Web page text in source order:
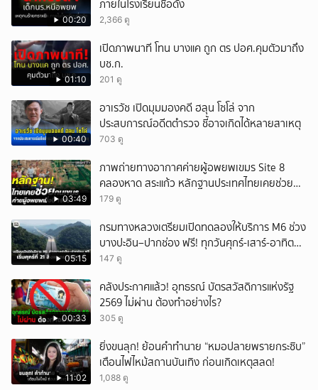
00:20
ภายในโรงเรียนชื่อดัง
2,366 ดู
01:10
เปิดภาพนาที โทน บางแค ถูก ตร ปอศ.คุมตัวมาถึง
บช.ก.
201 ดู
00:40
อาเรวัช เปิดมุมมองคดี ฮลุน โซโล่ จาก
ประสบการณ์อดีตตำรวจ ชี้อาจเกิดได้หลายสาเหตุ
703 ดู
03:49
ภาพถ่ายทางอากาศค่ายผู้อพยพเขมร Site 8
คลองหาด สระแก้ว หลักฐานประเทศไทยเคยช่วยคน
เขมร
179 ดู
05:15
กรมทางหลวงเตรียมเปิดทดลองให้บริการ M6 ช่วง
บางปะอิน–ปากช่อง ฟรี! ทุกวันศุกร์-เสาร์-อาทิตย์
เริ่มศุกร์ที่ 21 สิงหาคม 2569 นี้
147 ดู
00:33
คลังประกาศแล้ว! อุทธรณ์ บัตรสวัสดิการแห่งรัฐ
2569 ไม่ผ่าน ต้องทำอย่างไร?
305 ดู
11:02
ยิ่งขนลุก! ย้อนคำทำนาย “หมอปลายพรายกระซิบ”
เตือนไฟไหม้สถานบันเทิง ก่อนเกิดเหตุสลด!
1,088 ดู
ยกเลิก